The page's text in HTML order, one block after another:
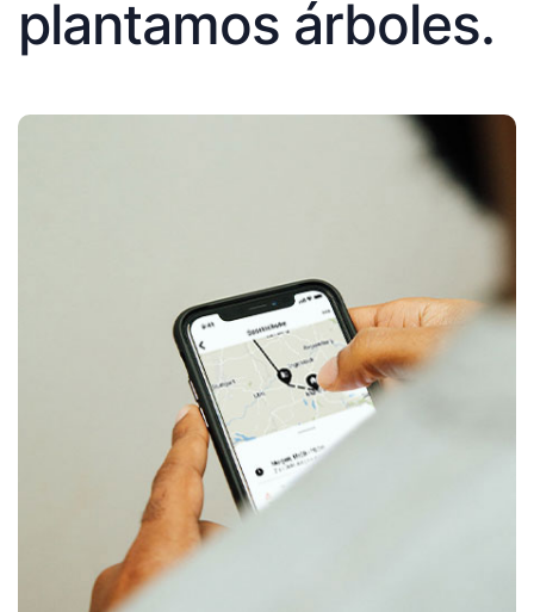
plantamos árboles.